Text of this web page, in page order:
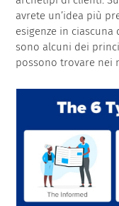
avrete un’idea più
esigenze in
sono alcuni dei
possono trovare nei